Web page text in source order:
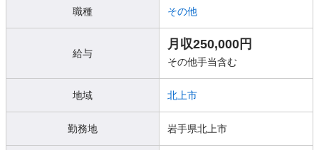
職種 その他
給与
月収250,000円
その他手当含む
地域 北上市
勤務地 岩手県北上市